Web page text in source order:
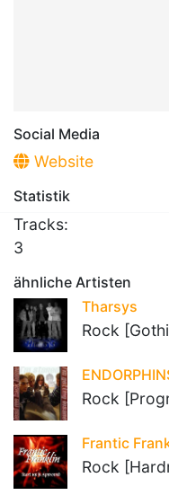
Social Media
Website
Statistik
Tracks:
3
ähnliche Artisten
Tharsys
Rock
Rock
Frantic
Rock